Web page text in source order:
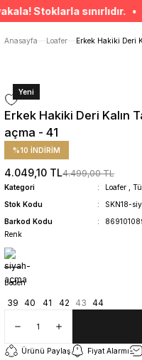
Anasayfa
Loafer Erkek Hakiki Deri
Yeni
Erkek Hakiki Deri Kalın
açma - 41
%10 İNDİRİM
4.049,10 TL4.499,00 TL
Kategori Loafer
Stok Kodu
SKN18-
Barkod Kodu
Renk
Beden
39 40 41 42 43 44
Ürünü Paylaş Fiyat Alarmı
Stoklarla